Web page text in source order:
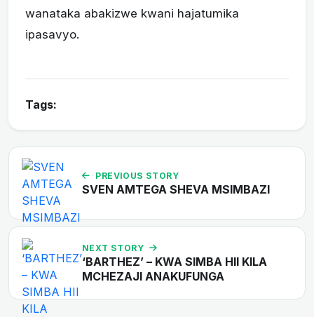
wanataka abakizwe kwani hajatumika
ipasavyo.
Tags:
PREVIOUS STORY
SVEN AMTEGA SHEVA MSIMBAZI
NEXT STORY
‘BARTHEZ’ – KWA SIMBA HII KILA
MCHEZAJI ANAKUFUNGA